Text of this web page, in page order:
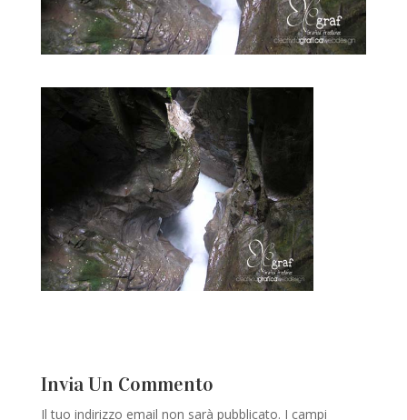
Invia Un Commento
Il tuo indirizzo email non sarà pubblicato. I campi